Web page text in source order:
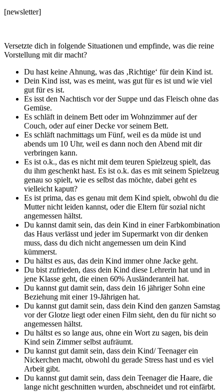
[newsletter]
Versetzte dich in folgende Situationen und empfinde, was die reine
Vorstellung mit dir macht?
Du hast keine Ahnung, was das ‚Richtige‘ für dein Kind ist.
Dein Kind isst, was es meint, was gut für es ist und wie viel
gut für es ist.
Es isst den Nachtisch vor der Suppe und das Fleisch ohne das
Gemüse.
Es schläft in deinem Bett oder im Wohnzimmer auf der
Couch, oder auf einer Decke vor seinem Bett.
Es schläft nachmittags um Fünf, weil es da müde ist und
abends um 10 Uhr, weil es dann noch den Abend mit dir
verbringen kann.
Es ist o.k., das es nicht mit dem teuren Spielzeug spielt, das
du ihm geschenkt hast. Es ist o.k. das es mit seinem Spielzeug
genau so spielt, wie es selbst das möchte, dabei geht es
vielleicht kaputt?
Es ist prima, das es genau mit dem Kind spielt, obwohl du die
Mutter nicht leiden kannst, oder die Eltern für sozial nicht
angemessen hältst.
Du kannst damit sein, das dein Kind in einer Farbkombination
das Haus verlässt und jeder im Supermarkt von dir denken
muss, dass du dich nicht angemessen um dein Kind
kümmerst.
Du hältst es aus, das dein Kind immer ohne Jacke geht.
Du bist zufrieden, dass dein Kind diese Lehrerin hat und in
jene Klasse geht, die einen 60% Ausländeranteil hat.
Du kannst gut damit sein, dass dein 16 jähriger Sohn eine
Beziehung mit einer 19-Jährigen hat.
Du kannst gut damit sein, dass dein Kind den ganzen Samstag
vor der Glotze liegt oder einen Film sieht, den du für nicht so
angemessen hältst.
Du hältst es so lange aus, ohne ein Wort zu sagen, bis dein
Kind sein Zimmer selbst aufräumt.
Du kannst gut damit sein, dass dein Kind/ Teenager ein
Nickerchen macht, obwohl du gerade Stress hast und es viel
Arbeit gibt.
Du kannst gut damit sein, dass dein Teenager die Haare, die
lange nicht geschnitten wurden, abschneidet und rot einfärbt.